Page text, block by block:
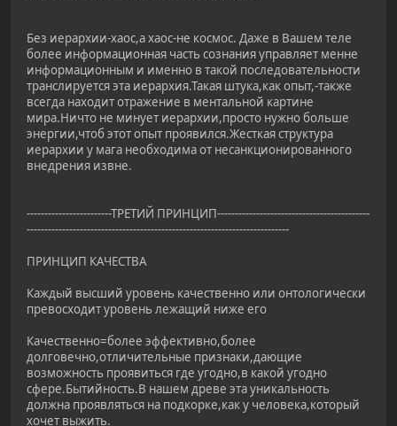
Без иерархии-хаос,а хаос-не космос. Даже в Вашем теле
более информационная часть сознания управляет менне
информационным и именно в такой последовательности
транслируется эта иерархия.Такая штука,как опыт,-также
всегда находит отражение в ментальной картине
мира.Ничто не минует иерархии,просто нужно больше
энергии,чтоб этот опыт проявился.Жесткая структура
иерархии у мага необходима от несанкционированного
внедрения извне.
------------------------ТРЕТИЙ ПРИНЦИП-------------------------------------------
--------------------------------------------------------------------------
ПРИНЦИП КАЧЕСТВА
Каждый высший уровень качественно или онтологически
превосходит уровень лежащий ниже его
Качественно=более эффективно,более
долговечно,отличительные признаки,дающие
возможность проявиться где угодно,в какой угодно
сфере.Бытийность.В нашем древе эта уникальность
должна проявляться на подкорке,как у человека,который
хочет выжить.